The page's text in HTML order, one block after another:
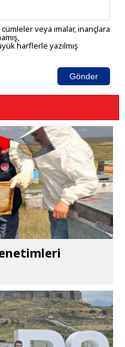
veya imalar, inançlara
harflerle yazılmış
Gönder